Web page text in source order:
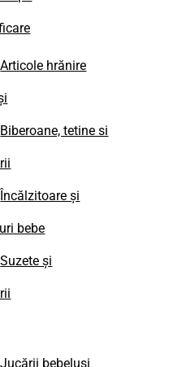
Articole hrănire
Biberoane, tetine si
Încălzitoare și
bebe
Suzete și
Jucării bebeluși